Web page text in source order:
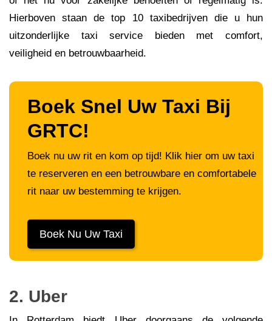
Hierboven staan ​​de top 10 taxibedrijven die u hun
uitzonderlijke taxi service bieden met comfort,
veiligheid en betrouwbaarheid.
Boek Snel Uw Taxi Bij
GRTC!
Boek nu uw rit en kom op tijd! Klik hier om uw taxi
te reserveren en een betrouwbare en comfortabele
rit naar uw bestemming te krijgen.
Boek Nu Uw Taxi
2. Uber